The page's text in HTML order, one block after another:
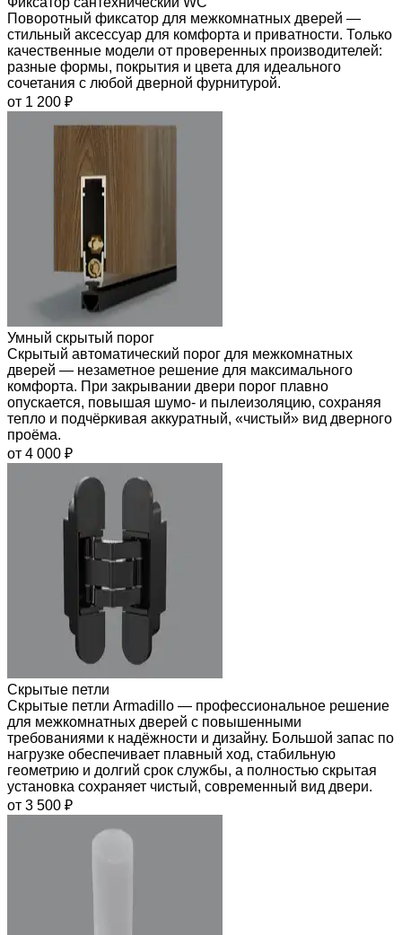
Поворотный фиксатор для межкомнатных дверей —
стильный аксессуар для комфорта и приватности. Только
качественные модели от проверенных производителей:
разные формы, покрытия и цвета для идеального
сочетания с любой дверной фурнитурой.
от 1 200 ₽
Умный скрытый порог
Скрытый автоматический порог для межкомнатных
дверей — незаметное решение для максимального
комфорта. При закрывании двери порог плавно
опускается, повышая шумо- и пылеизоляцию, сохраняя
тепло и подчёркивая аккуратный, «чистый» вид дверного
проёма.
от 4 000 ₽
Скрытые петли
Скрытые петли Armadillo — профессиональное решение
для межкомнатных дверей с повышенными
требованиями к надёжности и дизайну. Большой запас по
нагрузке обеспечивает плавный ход, стабильную
геометрию и долгий срок службы, а полностью скрытая
установка сохраняет чистый, современный вид двери.
от 3 500 ₽